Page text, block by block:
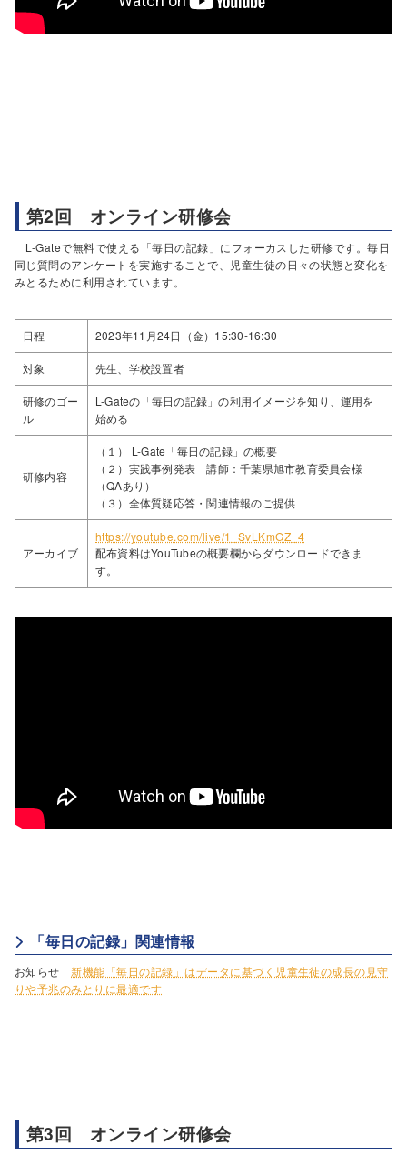
第2回 オンライン研修会
L-Gateで無料で使える「毎日の記録」にフォーカスした研修です。毎日
同じ質問のアンケートを実施することで、児童生徒の日々の状態と変化を
みとるために利用されています。
日程 2023年11月24日（金）15:30-16:30
対象 先生、学校設置者
研修のゴー
ル
L-Gateの「毎日の記録」の利用イメージを知り、運用を
始める
研修内容
（１） L-Gate「毎日の記録」の概要
（２）実践事例発表 講師：千葉県旭市教育委員会様
（QAあり）
（３）全体質疑応答・関連情報のご提供
アーカイブ
https://youtube.com/live/1_SvLKmGZ_4
配布資料はYouTubeの概要欄からダウンロードできま
す。
「毎日の記録」関連情報
お知らせ新機能「毎日の記録」はデータに基づく児童生徒の成長の見守
りや予兆のみとりに最適です
第3回 オンライン研修会